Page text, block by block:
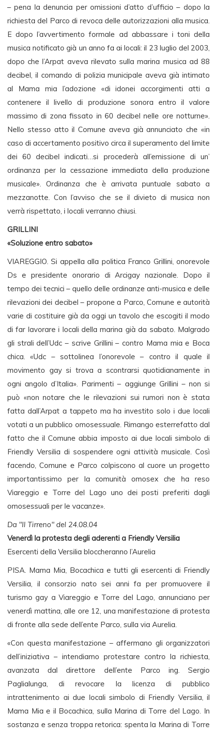
– pena la denuncia per omissioni d’atto d’ufficio – dopo la
richiesta del Parco di revoca delle autorizzazioni alla musica.
E dopo l’avvertimento formale ad abbassare i toni della
musica notificato già un anno fa ai locali: il 23 luglio del 2003,
dopo che l’Arpat aveva rilevato sulla marina musica ad 88
decibel, il comando di polizia municipale aveva già intimato
al Mama mia l’adozione «di idonei accorgimenti atti a
contenere il livello di produzione sonora entro il valore
massimo di zona fissato in 60 decibel nelle ore notturne».
Nello stesso atto il Comune aveva già annunciato che «in
caso di accertamento positivo circa il superamento del limite
dei 60 decibel indicati…si procederà all’emissione di un’
ordinanza per la cessazione immediata della produzione
musicale». Ordinanza che è arrivata puntuale sabato a
mezzanotte. Con l’avviso che se il divieto di musica non
verrà rispettato, i locali verranno chiusi.
GRILLINI
«Soluzione entro sabato»
VIAREGGIO. Si appella alla politica Franco Grillini, onorevole
Ds e presidente onorario di Arcigay nazionale. Dopo il
tempo dei tecnici – quello delle ordinanze anti-musica e delle
rilevazioni dei decibel – propone a Parco, Comune e autorità
varie di costituire già da oggi un tavolo che escogiti il modo
di far lavorare i locali della marina già da sabato. Malgrado
gli strali dell’Udc – scrive Grillini – contro Mama mia e Boca
chica. «Udc – sottolinea l’onorevole – contro il quale il
movimento gay si trova a scontrarsi quotidianamente in
ogni angolo d’Italia». Parimenti – aggiunge Grillini – non si
può «non notare che le rilevazioni sui rumori non è stata
fatta dall’Arpat a tappeto ma ha investito solo i due locali
votati a un pubblico omosessuale. Rimango esterrefatto dal
fatto che il Comune abbia imposto ai due locali simbolo di
Friendly Versilia di sospendere ogni attività musicale. Così
facendo, Comune e Parco colpiscono al cuore un progetto
importantissimo per la comunità omosex che ha reso
Viareggio e Torre del Lago uno dei posti preferiti dagli
omosessuali per le vacanze».
Da "Il Tirreno" del 24.08.04
Venerdì la protesta degli aderenti a Friendly Versilia
Esercenti della Versilia bloccheranno l’Aurelia
PISA. Mama Mia, Bocachica e tutti gli esercenti di Friendly
Versilia, il consorzio nato sei anni fa per promuovere il
turismo gay a Viareggio e Torre del Lago, annunciano per
venerdì mattina, alle ore 12, una manifestazione di protesta
di fronte alla sede dell’ente Parco, sulla via Aurelia.
«Con questa manifestazione – affermano gli organizzatori
dell’iniziativa – intendiamo protestare contro la richiesta,
avanzata dal direttore dell’ente Parco ing. Sergio
Paglialunga, di revocare la licenza di pubblico
intrattenimento ai due locali simbolo di Friendly Versilia, il
Mama Mia e il Bocachica, sulla Marina di Torre del Lago. In
sostanza e senza troppa retorica: spenta la Marina di Torre